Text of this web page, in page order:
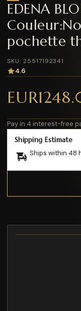
EDENA
pochette
SKU: 25517192341
4.6
Pay in 4 interest-free
Shipping Estimate
Ships within 48